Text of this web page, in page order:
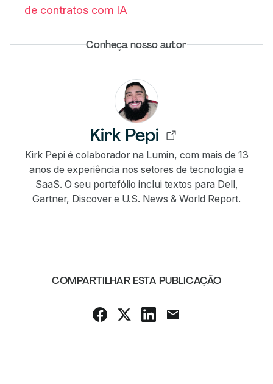
de contratos com IA
Conheça nosso autor
Kirk Pepi
Kirk Pepi é colaborador na Lumin, com mais de 13
anos de experiência nos setores de tecnologia e
SaaS. O seu portefólio inclui textos para Dell,
Gartner, Discover e U.S. News & World Report.
COMPARTILHAR ESTA PUBLICAÇÃO